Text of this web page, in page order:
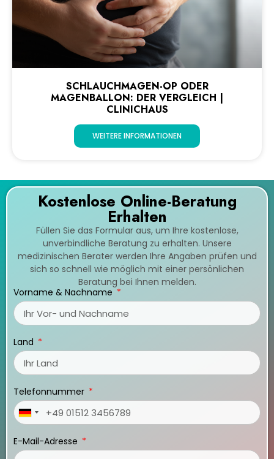
SCHLAUCHMAGEN-OP ODER
MAGENBALLON: DER VERGLEICH |
CLINICHAUS
WEITERE INFORMATIONEN
Kostenlose Online-Beratung
Erhalten
Füllen Sie das Formular aus, um Ihre kostenlose,
unverbindliche Beratung zu erhalten. Unsere
medizinischen Berater werden Ihre Angaben prüfen und
sich so schnell wie möglich mit einer persönlichen
Beratung bei Ihnen melden.
Vorname & Nachname
Land
Telefonnummer
Germany
E-Mail-Adresse